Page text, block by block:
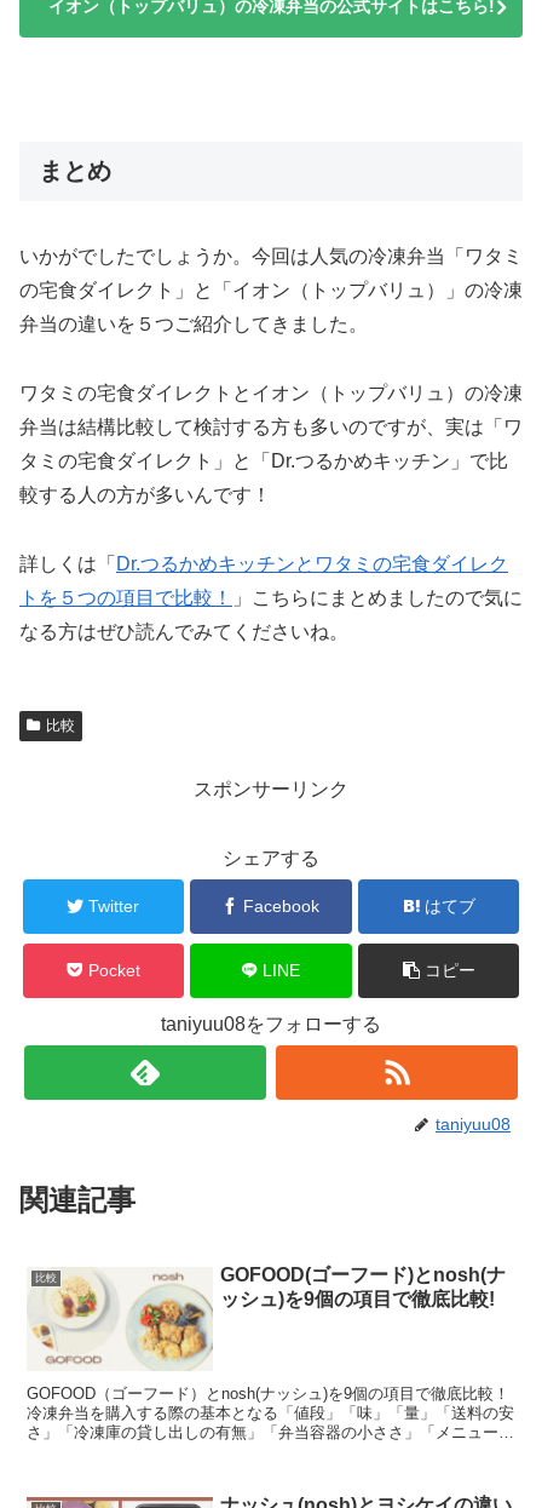
イオン（トップバリュ）の冷凍弁当の公式サイトはこちら!
まとめ
いかがでしたでしょうか。今回は人気の冷凍弁当「ワタミ
の宅食ダイレクト」と「イオン（トップバリュ）」の冷凍
弁当の違いを５つご紹介してきました。
ワタミの宅食ダイレクトとイオン（トップバリュ）の冷凍
弁当は結構比較して検討する方も多いのですが、実は「ワ
タミの宅食ダイレクト」と「Dr.つるかめキッチン」で比
較する人の方が多いんです！
詳しくは「 Dr.つるかめキッチンとワタミの宅食ダイレク
トを５つの項目で比較！
」こちらにまとめましたので気に
なる方はぜひ読んでみてくださいね。
比較
スポンサーリンク
シェアする
Twitter Facebook はてブ
Pocket LINE コピー
taniyuu08をフォローする
taniyuu08
関連記事
比較
GOFOOD(ゴーフード)とnosh(ナ
ッシュ)を9個の項目で徹底比較!
GOFOOD（ゴーフード）とnosh(ナッシュ)を9個の項目で徹底比較！
冷凍弁当を購入する際の基本となる「値段」「味」「量」「送料の安
さ」「冷凍庫の貸し出しの有無」「弁当容器の小ささ」「メニューの